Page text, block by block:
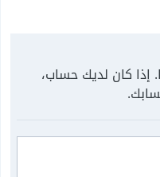
إذا كان لديك حساب،